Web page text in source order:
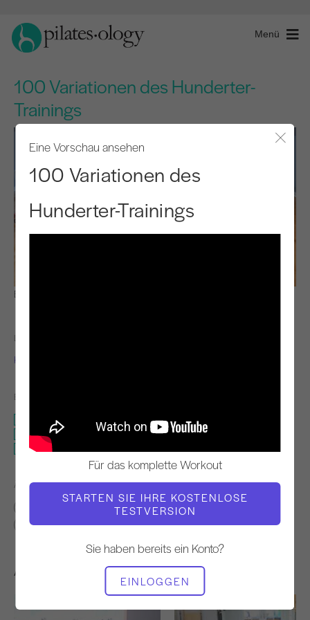
Menü
100 Variationen des Hunderter-
Trainings
Eine Vorschau ansehen
100 Variationen des
Hunderter-Trainings
Für das komplette Workout
STARTEN SIE IHRE KOSTENLOSE
TESTVERSION
Sie haben bereits ein Konto?
EINLOGGEN
Beobachten & Lernen
LEHRER
Kathi Ross Nash
BENÖTIGTE AUSRÜSTUNG
Kleine Tonne
Breath-a-cizer
ÄHNLICHE KLASSEN FINDEN FÜR
20 - 30 min Matte
Breath-a-cizer
Andere Workouts, die Ihnen gefallen könnten